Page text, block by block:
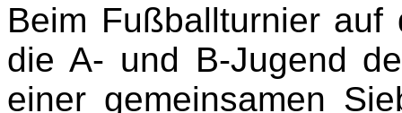
Beim Fußballturnier
die A- und B-Jugend
einer gemeinsamen